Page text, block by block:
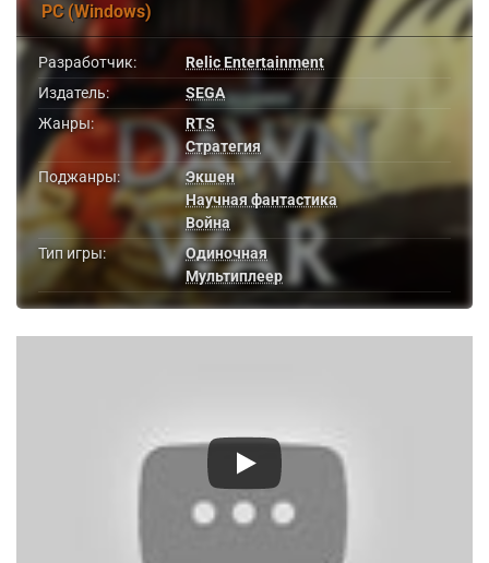
PC (Windows)
Разработчик:
Relic Entertainment
Издатель:
SEGA
Жанры:
RTS
Стратегия
Поджанры:
Экшен
Научная фантастика
Война
Тип игры:
Одиночная
Мультиплеер